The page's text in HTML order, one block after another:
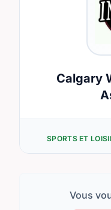
Calgary
SPORTS ET
Vous